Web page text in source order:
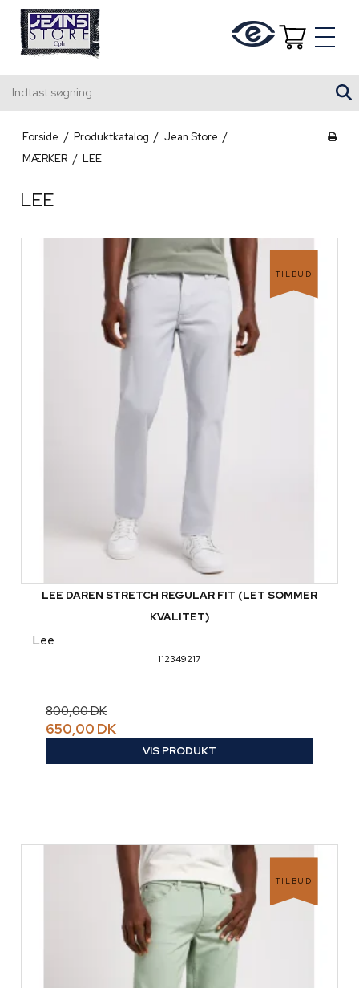
Forside / Produktkatalog / Jean Store /
MÆRKER / LEE
LEE
TILBUD
LEE DAREN STRETCH REGULAR FIT (LET SOMMER
KVALITET)
Lee
112349217
800,00 DK
650,00 DK
VIS PRODUKT
TILBUD